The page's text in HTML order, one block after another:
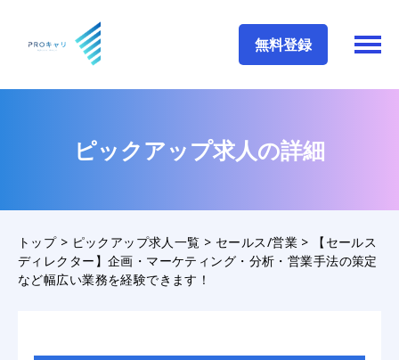
無料登録
ピックアップ求人の詳細
トップ> ピックアップ求人一覧 > セールス/営業>
【セールス
ディレクター】企画・マーケティング・分析・営業手法の策定
など幅広い業務を経験できます！